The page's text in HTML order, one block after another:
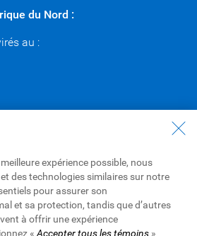
du Nord :
au :
à la clientèle
RBCexpérience possible, nous
des technologies similaires sur notre
pour assurer son
et sa protection, tandis que d’autres
à offrir une expérience
« Accepter tous les témoins»